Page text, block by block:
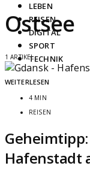
LEBEN
REISEN
DIGITAL
SPORT
TECHNIK
Ostsee
1 ARTIKEL
WEITERLESEN
4 MIN
REISEN
Geheimtipp:
Hafenstadt